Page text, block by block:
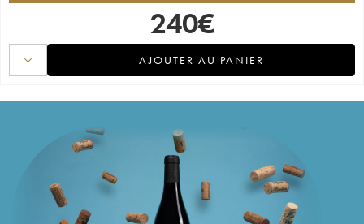
240€
AJOUTER AU PANIER